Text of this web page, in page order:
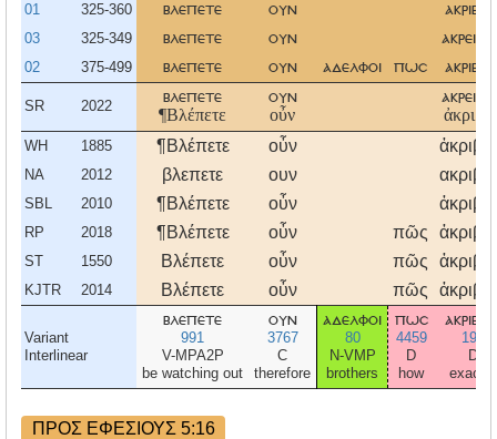
01 325-360 βλεπετε ουν
03 325-349 βλεπετε ουν
02 375-499 βλεπετε ουν αδελφοι πωσ
SR 2022
βλεπετε
¶Βλέπετε
ουν
οὖν
WH 1885 ¶Βλέπετε οὖν
NA 2012 βλεπετε ουν
SBL 2010 ¶Βλέπετε οὖν
RP 2018 ¶Βλέπετε οὖν πῶς
ST 1550 Βλέπετε οὖν πῶς
KJTR 2014 Βλέπετε οὖν πῶς
Variant
Interlinear
βλεπετε
991
V-MPA2P
be watching out
ουν
3767
C
therefore
αδελφοι
80
N-VMP
brothers
πωσ
4459
D
how
199
D
exactly
ΠΡΟΣ ΕΦΕΣΙΟΥΣ 5:16